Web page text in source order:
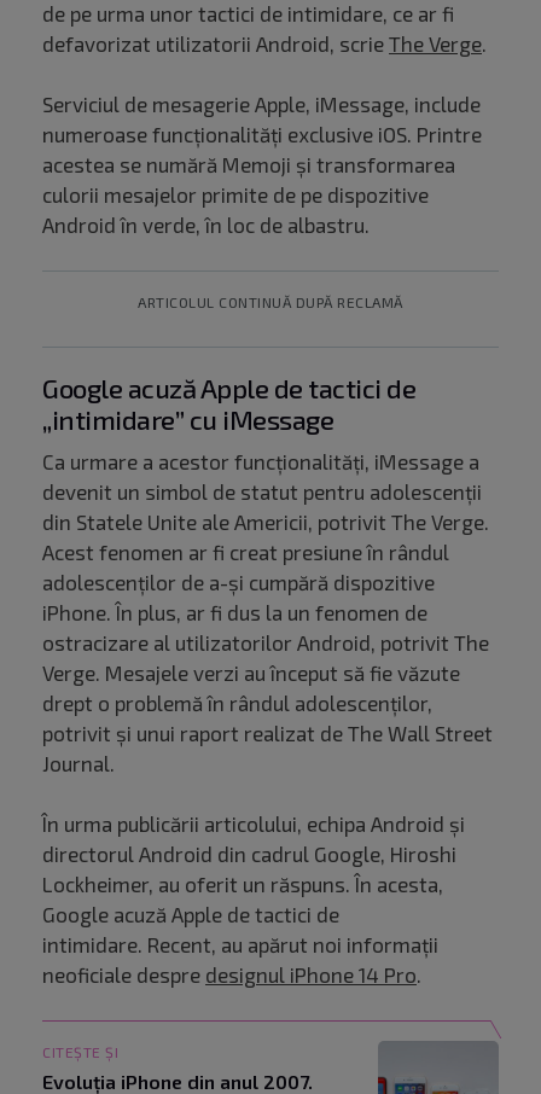
de pe urma unor tactici de intimidare, ce ar fi
defavorizat utilizatorii Android, scrie The Verge.
Serviciul de mesagerie Apple, iMessage, include
numeroase funcționalități exclusive iOS. Printre
acestea se numără Memoji și transformarea
culorii mesajelor primite de pe dispozitive
Android în verde, în loc de albastru.
ARTICOLUL CONTINUĂ DUPĂ RECLAMĂ
Google acuză Apple de tactici de
„intimidare” cu iMessage
Ca urmare a acestor funcționalități, iMessage a
devenit un simbol de statut pentru adolescenții
din Statele Unite ale Americii, potrivit The Verge.
Acest fenomen ar fi creat presiune în rândul
adolescenților de a-și cumpără dispozitive
iPhone. În plus, ar fi dus la un fenomen de
ostracizare al utilizatorilor Android, potrivit The
Verge. Mesajele verzi au început să fie văzute
drept o problemă în rândul adolescenților,
potrivit și unui raport realizat de The Wall Street
Journal.
În urma publicării articolului, echipa Android și
directorul Android din cadrul Google, Hiroshi
Lockheimer, au oferit un răspuns. În acesta,
Google acuză Apple de tactici de
intimidare. Recent, au apărut noi informații
neoficiale despre designul iPhone 14 Pro.
CITEȘTE ȘI
Evoluția iPhone din anul 2007.